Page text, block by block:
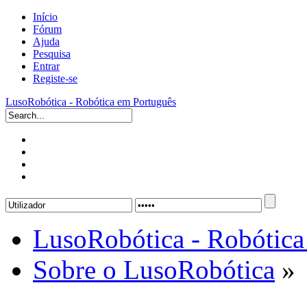
Início
Fórum
Ajuda
Pesquisa
Entrar
Registe-se
LusoRobótica - Robótica em Português
LusoRobótica -
Sobre o LusoRobótica »